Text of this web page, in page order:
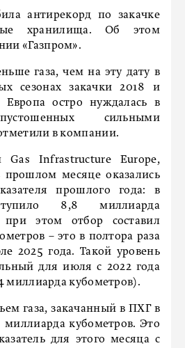
антирекорд по закачке
хранилища. Об этом
«Газпром».
газа, чем на эту дату в
сезонах закачки 2018 и
Европа остро нуждалась в
сильными
в компании.
Gas Infrastructure Europe,
месяце оказались
прошлого года: в
8,8 миллиарда
при этом отбор составил
– это в полтора раза
2025 года. Такой уровень
для июля с 2022 года
миллиарда кубометров).
газа, закачанный в ПХГ в
миллиарда кубометров. Это
для этого месяца с